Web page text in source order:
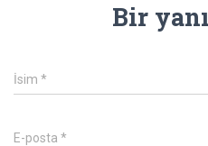
Bir
İsim *
E-posta *